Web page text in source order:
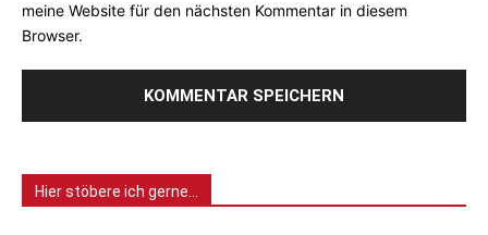
meine Website für den nächsten Kommentar in diesem
Browser.
Hier stöbere ich gerne…